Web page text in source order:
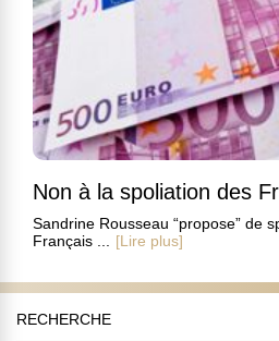
Non à la spoliation des
Sandrine Rousseau “propose” de
Français ...
[Lire plus]
RECHERCHE